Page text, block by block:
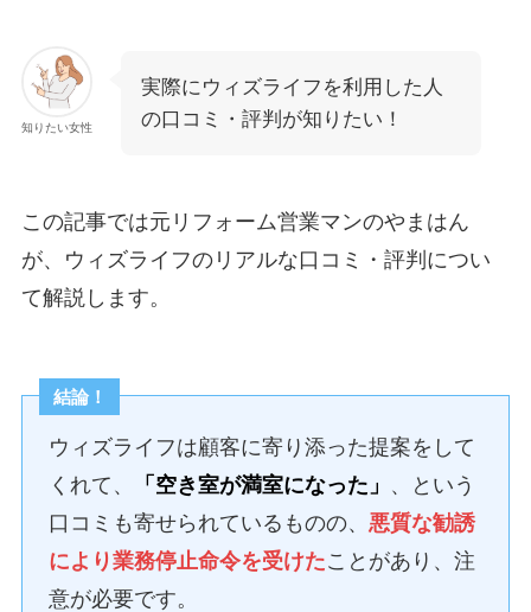
知りたい女性
実際にウィズライフを利用した人
の口コミ・評判が知りたい！
この記事では元リフォーム営業マンのやまはん
が、ウィズライフのリアルな口コミ・評判につい
て解説します。
結論！
ウィズライフは顧客に寄り添った提案をして
くれて、
「空き室が満室になった」 、という
口コミも寄せられているものの、 悪質な勧誘
により業務停止命令を受けたことがあり、注
意が必要です。